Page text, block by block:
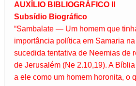
AUXÍLIO BIBLIOGRÁFICO II
Subsídio Biográfico
“Sambalate — Um homem que
importância política em Samaria
sucedida tentativa de Neemias de
de Jerusalém (Ne 2.10,19). A
a ele como um homem horonita, o